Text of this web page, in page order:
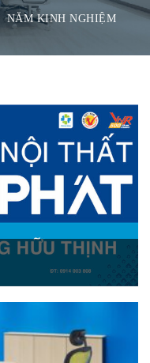
NĂM KINH NGHIỆM
bày và cung cấp
xoay văn phòng, tủ hồ
Phát( Nội thất The